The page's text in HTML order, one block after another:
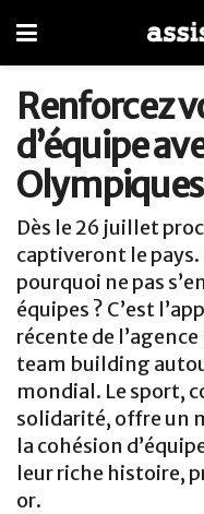
Renforcez
d’équipe
Olympiques
Dès le 26 juillet
captiveront le pays.
pourquoi ne pas
équipes ? C’est
récente de
team building
mondial. Le sport,
solidarité, offre un
la cohésion
leur riche histoire,
or.